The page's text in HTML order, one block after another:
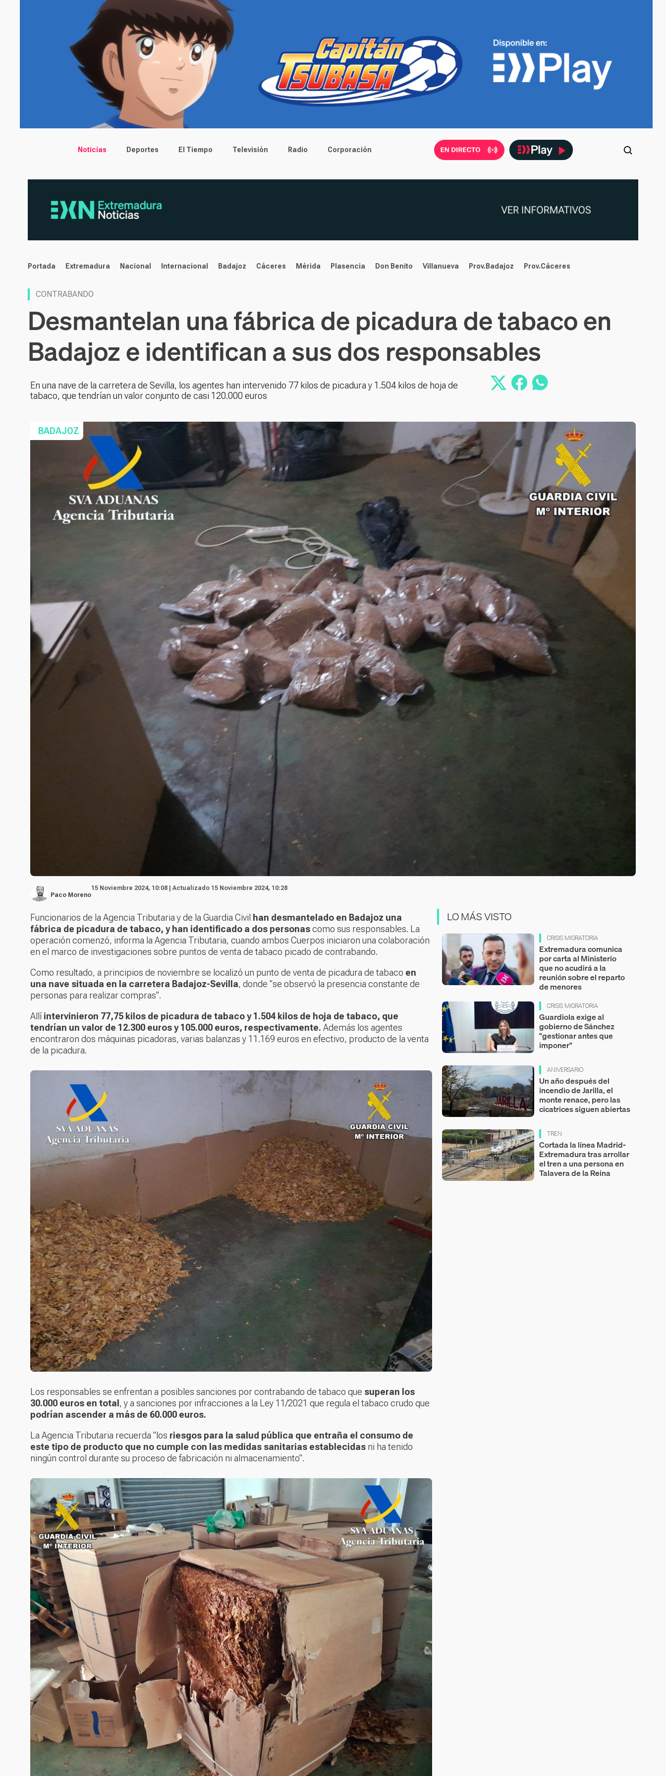
Main menu
Noticias Deportes El Tiempo Televisión Radio Corporación
noticias
Portada Extremadura Nacional Internacional Badajoz Cáceres Mérida Plasencia Don Benito Villanueva Prov.Badajoz Prov.Cáceres
CONTRABANDO
Desmantelan una fábrica de picadura de tabaco en
Badajoz e identifican a sus dos responsables
En una nave de la carretera de Sevilla, los agentes han intervenido 77 kilos de picadura y 1.504 kilos de hoja de
tabaco, que tendrían un valor conjunto de casi 120.000 euros
BADAJOZ
Paco Moreno
15 Noviembre 2024, 10:08 | Actualizado 15 Noviembre 2024, 10:28
Funcionarios de la Agencia Tributaria y de la Guardia Civil han desmantelado en Badajoz una
fábrica de picadura de tabaco, y han identificado a dos personascomo sus responsables. La
operación comenzó, informa la Agencia Tributaria, cuando ambos Cuerpos iniciaron una colaboración
en el marco de investigaciones sobre puntos de venta de tabaco picado de contrabando.
Como resultado, a principios de noviembre se localizó un punto de venta de picadura de tabaco en
una nave situada en la carretera Badajoz-Sevilla, donde "se observó la presencia constante de
personas para realizar compras".
Allí intervinieron 77,75 kilos de picadura de tabaco y 1.504 kilos de hoja de tabaco, que
tendrían un valor de 12.300 euros y 105.000 euros, respectivamente. Además los agentes
encontraron dos máquinas picadoras, varias balanzas y 11.169 euros en efectivo, producto de la venta
de la picadura.
Los responsables se enfrentan a posibles sanciones por contrabando de tabaco que superan los
30.000 euros en total , y a sanciones por infracciones a la Ley 11/2021 que regula el tabaco crudo que
podrían ascender a más de 60.000 euros.
La Agencia Tributaria recuerda "los riesgos para la salud pública que entraña el consumo de
este tipo de producto que no cumple con las medidas sanitarias establecidas ni ha tenido
ningún control durante su proceso de fabricación ni almacenamiento".
LO MÁS VISTO
CRISIS MIGRATORIA
Extremadura comunica
por carta al Ministerio
que no acudirá a la
reunión sobre el reparto
de menores
CRISIS MIGRATORIA
Guardiola exige al
gobierno de Sánchez
"gestionar antes que
imponer"
ANIVERSARIO
Un año después del
incendio de Jarilla, el
monte renace, pero las
cicatrices siguen abiertas
TREN
Cortada la línea Madrid-
Extremadura tras arrollar
el tren a una persona en
Talavera de la Reina